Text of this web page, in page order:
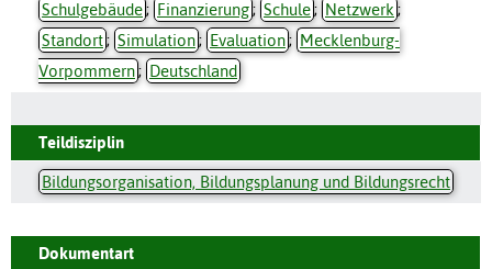
Schulgebäude; Finanzierung; Schule; Netzwerk ;
Standort; Simulation; Evaluation; Mecklenburg-
Vorpommern; Deutschland
Teildisziplin
Bildungsorganisation, Bildungsplanung und Bildungsrecht
Dokumentart